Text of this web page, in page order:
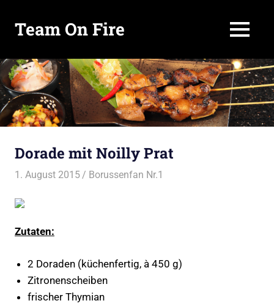
Zum
Inhalt
springen
Team On Fire
SINCE
2015
MENÜ
Dorade mit Noilly Prat
1. August 2015 Borussenfan Nr.1
Zutaten:
2 Doraden (küchenfertig, à 450 g)
Zitronenscheiben
frischer Thymian